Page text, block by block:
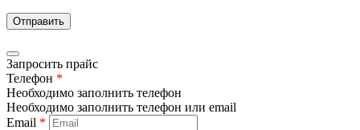
Отправить
Запросить прайс
Телефон *
Необходимо заполнить телефон
Необходимо заполнить телефон или email
Email *